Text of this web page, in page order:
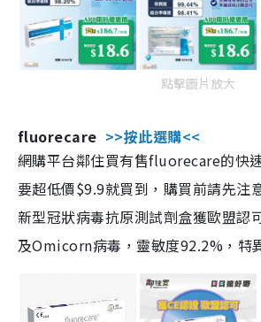
點擊圖片放大
fluorecare >>按此選購<<
網購平台鄰住買有售fluorecare的快
要超低價$9.9就買到，購買前請先注
新型冠狀病毒抗原測試劑盒獲歐盟認
及Omicorn病毒，靈敏度92.2%，特